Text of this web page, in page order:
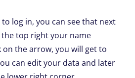
log in, you can see that next
top right your name
on the arrow, you will get to
can edit your data and later